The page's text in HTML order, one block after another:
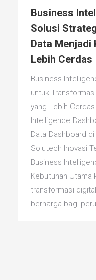
Business
Solusi
Data Menjadi
Lebih Cerdas
Business
untuk
yang Lebih
Intelligence
Data Dashboard
Solutech Inovasi
Business
Kebutuhan Utama
transformasi
berharga bagi